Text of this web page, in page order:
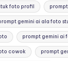
foto profil
gemini ai ala foto
prompt gemini ai
cowok prompt